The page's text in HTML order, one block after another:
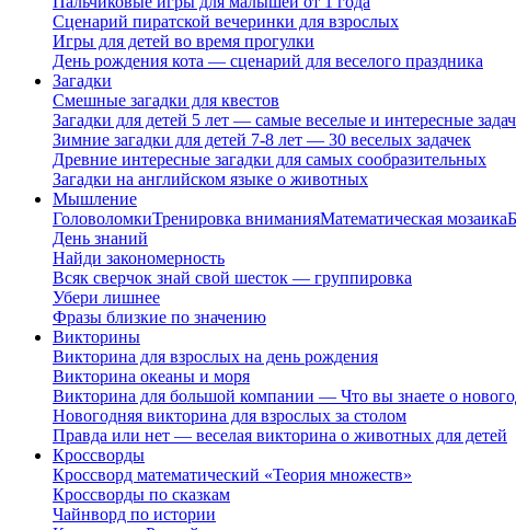
Сценарий пиратской вечеринки для взрослых
Игры для детей во время прогулки
День рождения кота — сценарий для веселого праздника
Загадки
Смешные загадки для квестов
Загадки для детей 5 лет — самые веселые и интересные
Зимние загадки для детей 7-8 лет — 30 веселых задачек
Древние интересные загадки для самых сообразительных
Загадки на английском языке о животных
Мышление
ГоловоломкиТренировка вниманияМатематическая мозаика
День знаний
Найди закономерность
Всяк сверчок знай свой шесток — группировка
Убери лишнее
Фразы близкие по значению
Викторины
Викторина для взрослых на день рождения
Викторина океаны и моря
Викторина для большой компании — Что вы знаете о
Новогодняя викторина для взрослых за столом
Правда или нет — веселая викторина о животных для детей
Кроссворды
Кроссворд математический «Теория множеств»
Кроссворды по сказкам
Чайнворд по истории